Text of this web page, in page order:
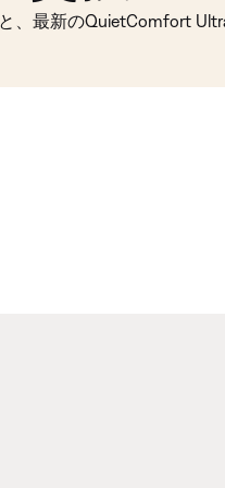
、最新のQuietComfort